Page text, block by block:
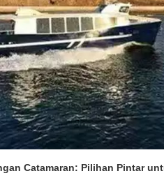
Catamaran: Pilihan Pintar